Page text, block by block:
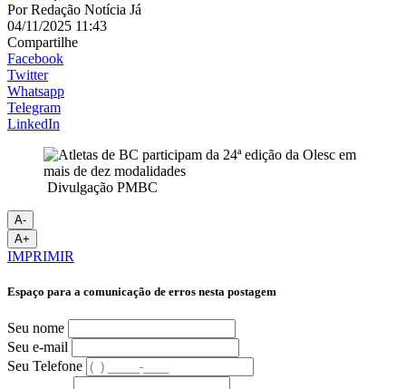
PorRedação Notícia Já
04/11/2025 11:43
Compartilhe
Facebook
Twitter
Whatsapp
Telegram
LinkedIn
Divulgação PMBC
A-
A+
IMPRIMIR
Espaço para a comunicação de erros nesta postagem
Seu nome
Seu e-mail
Seu Telefone